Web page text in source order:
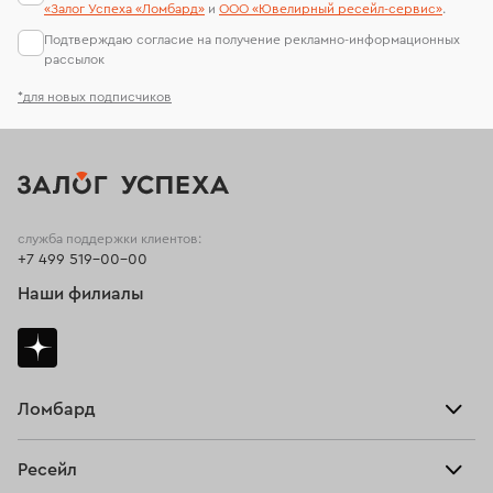
*для новых подписчиков
«Залог Успеха «Ломбард» и ООО «Ювелирный ресейл-сервиc».
Подтверждаю согласие на получение рекламно-информационных
рассылок
Ломбард
Ресейл
служба поддержки клиентов:
+7 499 519-00-00
Наши филиалы